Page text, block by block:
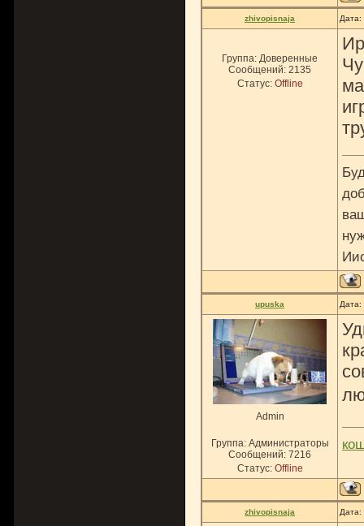
zhivopisnaja Дата:
Группа: Доверенные
Сообщений: 2135
Статус: Offline
upuska Дата:
Admin
Группа: Администраторы
Сообщений: 7216
Статус: Offline
zhivopisnaja Дата: